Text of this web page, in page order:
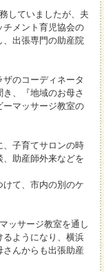
していましたが、夫
チメント育児協会の
、出張専門の助産院
のコーディネータ
、『地域のお母さ
ーマッサージ教室の
、子育てサロンの時
助産師外来などを
て、市内の別のケ
ッサージ教室を通し
るようになり、横浜
んからも出張助産